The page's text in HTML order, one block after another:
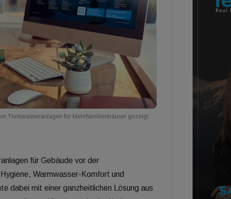
Trinkwasseranlagen für Mehrfamilienhäuser gezeigt
für Gebäude vor der
Warmwasser-Komfort und
dabei mit einer ganzheitlichen Lösung aus